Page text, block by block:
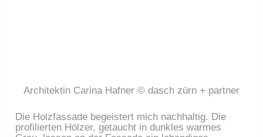
Architektin Carina Hafner © dasch zürn + partner
Die Holzfassade begeistert mich nachhaltig. Die
profilierten Hölzer, getaucht in dunkles warmes